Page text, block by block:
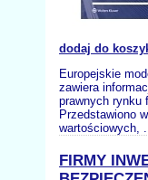
dodaj do
Europejskie
zawiera
prawnych rynku
Przedstawiono
wartościowych,
FIRMY